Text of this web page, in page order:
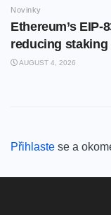
Novinky
Ethereum’s
reducing staking
AUGUST 4, 2026
Přihlaste se a